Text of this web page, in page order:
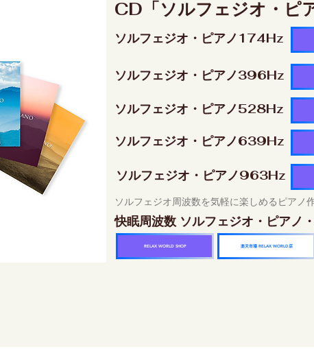
CD「ソルフェジオ・ピ
ソルフェジオ・ピアノ174Hz
ソルフェジオ・ピアノ396Hz
ソルフェジオ・ピアノ528Hz
ソルフェジオ・ピアノ639Hz
ソルフェジオ・ピアノ963Hz
ソルフェジオ周波数を気軽に楽しめるピアノ
快眠周波数 ソルフェジオ・ピアノ
RELAX WORLD SHOP 楽天市場 RELAX WORLD店